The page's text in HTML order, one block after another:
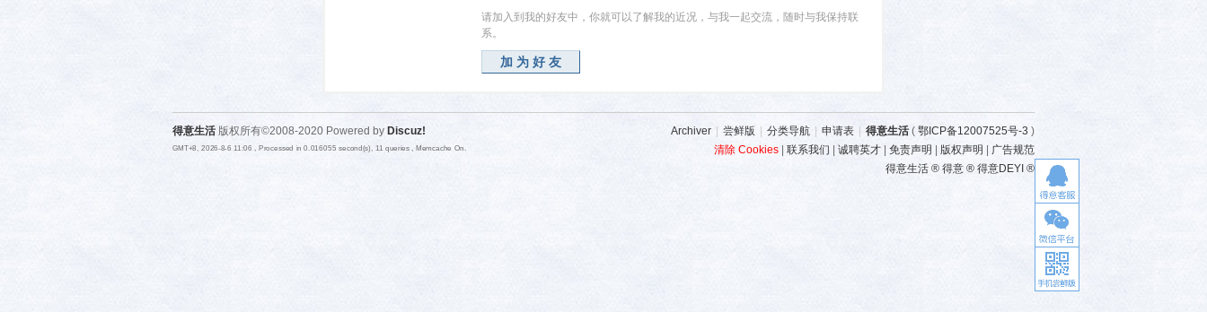
请加入到我的好友中，你就可以了解我的近况，与我一起交流，随时与我保持联
系。
加为好友
Archiver 尝鲜版 分类导航 申请表 得意生活 ( 鄂ICP备12007525号-3 )
清除 Cookies
联系我们 诚聘英才 免责声明 版权声明
广告规范
得意生活 ® 得意 ® 得意DEYI ®
得意生活 版权所有©2008-2020 Powered by Discuz!
GMT+8, 2026-8-6 11:06 , Processed in 0.016055 second(s), 11 queries , Memcache On.